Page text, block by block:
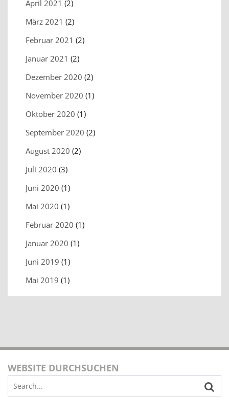
April 2021 (2)
März 2021 (2)
Februar 2021 (2)
Januar 2021 (2)
Dezember 2020 (2)
November 2020 (1)
Oktober 2020 (1)
September 2020 (2)
August 2020 (2)
Juli 2020 (3)
Juni 2020 (1)
Mai 2020 (1)
Februar 2020 (1)
Januar 2020 (1)
Juni 2019 (1)
Mai 2019 (1)
WEBSITE DURCHSUCHEN
for: